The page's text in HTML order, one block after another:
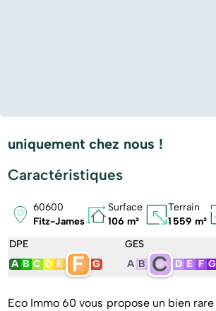
uniquement chez nous !
Caractéristiques
60600
Fitz-James
Surface
106 m²
Terrain
1 559 m²
DPE
A B C D E F G
GES
A B C D E F G
Eco Immo 60 vous propose un bien